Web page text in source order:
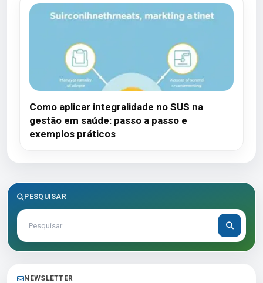
Como aplicar integralidade no SUS na
gestão em saúde: passo a passo e
exemplos práticos
PESQUISAR
NEWSLETTER